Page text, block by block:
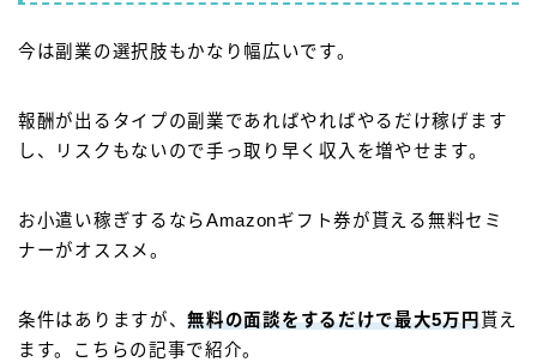
今は副業の選択肢もかなり幅広いです。
報酬が出るタイプの副業であればやればやるだけ稼げます
し、リスクもないので手っ取り早く収入を増やせます。
お小遣い稼ぎするならAmazonギフト券が貰える無料セミ
ナーがオススメ。
条件はありますが、無料の面談をするだけで最大5万円貰え
ます。こちらの記事で紹介。